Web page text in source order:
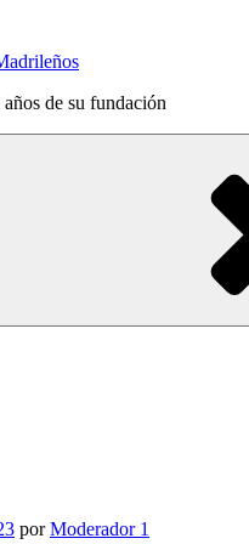
de su fundación
porModerador 1